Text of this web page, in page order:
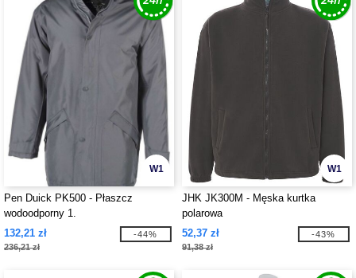
W1
Pen Duick PK500 - Płaszcz
wodoodporny 1.
132,21 zł
236,21 zł
-44%
W1
JHK JK300M - Męska kurtka
polarowa
52,37 zł
91,38 zł
-43%